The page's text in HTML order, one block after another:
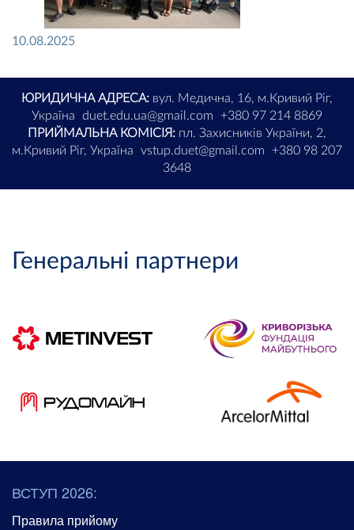
10.08.2025
ЮРИДИЧНА АДРЕСА: вул. Медична, 16, м.Кривий Ріг,
Україна
duet.edu.ua@gmail.com
+380 97 214 8869
ПРИЙМАЛЬНА КОМІСІЯ: пл. Захисників України, 2,
м.Кривий Ріг, Україна
vstup.duet@gmail.com
+380 98 207
3648
Генеральні партнери
ВСТУП 2026:
Правила прийому